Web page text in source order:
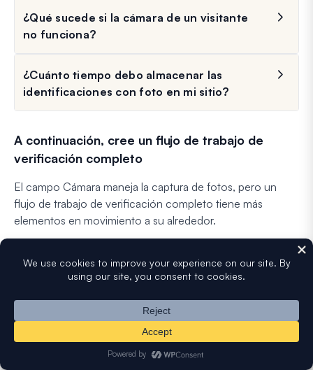
¿Qué sucede si la cámara de un visitante
no funciona?
¿Cuánto tiempo debo almacenar las
identificaciones con foto en mi sitio?
A continuación, cree un flujo de trabajo de
verificación completo
El campo Cámara maneja la captura de fotos, pero un
flujo de trabajo de verificación completo tiene más
elementos en movimiento a su alrededor.
firmas digitalespermite a los visitantes firmar una
identificación.
Para el acceso con restricción de edad más allá de la
coincidencia de identidad, la comparativa de